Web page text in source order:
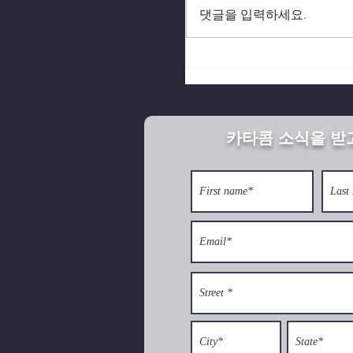
북한의 깨어진 가정이
댓글을 입력하세요.
카타콤 소식을 받